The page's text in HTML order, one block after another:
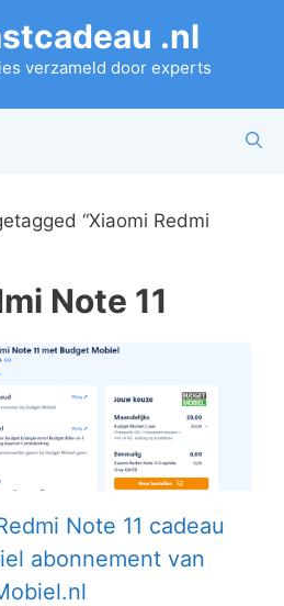
.nl
verzameld door experts
“Xiaomi Redmi
Note 11
Note 11 cadeau
abonnement van